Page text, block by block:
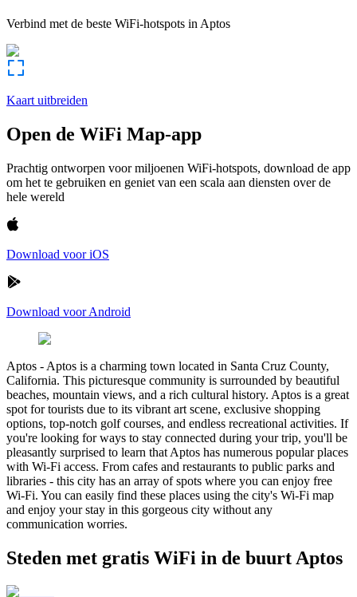
Verbind met de beste WiFi-hotspots in Aptos
Kaart uitbreiden
Open de WiFi Map-app
Prachtig ontworpen voor miljoenen WiFi-hotspots, download de app
om het te gebruiken en geniet van een scala aan diensten over de
hele wereld
Download voor iOS
Download voor Android
Aptos - Aptos is a charming town located in Santa Cruz County,
California. This picturesque community is surrounded by beautiful
beaches, mountain views, and a rich cultural history. Aptos is a great
spot for tourists due to its vibrant art scene, exclusive shopping
options, top-notch golf courses, and endless recreational activities. If
you're looking for ways to stay connected during your trip, you'll be
pleasantly surprised to learn that Aptos has numerous popular places
with Wi-Fi access. From cafes and restaurants to public parks and
libraries - this city has an array of spots where you can enjoy free
Wi-Fi. You can easily find these places using the city's Wi-Fi map
and enjoy your stay in this gorgeous city without any
communication worries.
Steden met gratis WiFi in de buurt Aptos